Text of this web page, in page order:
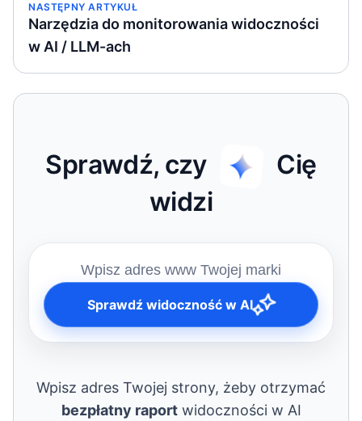
NASTĘPNY ARTYKUŁ
Narzędzia do monitorowania widoczności
w AI / LLM-ach
Sprawdź, czy
Cię
widzi
Sprawdź widoczność w AI
Wpisz adres Twojej strony, żeby otrzymać
bezpłatny raportwidoczności w AI